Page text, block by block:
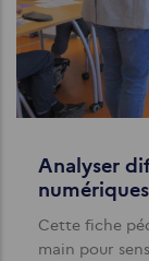
Analyser
Cette fiche
main pour